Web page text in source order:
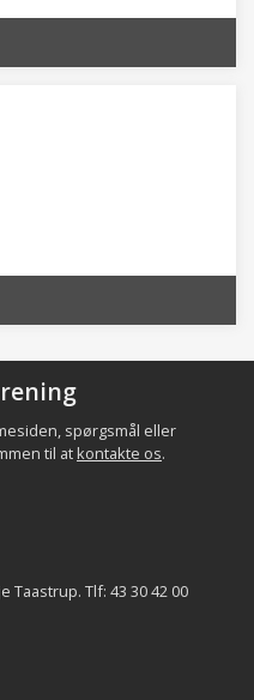
spørgsmål eller
til at kontakte os.
Taastrup. Tlf: 43 30 42 00